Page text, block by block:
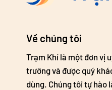
Về chúng tôi
Trạm Khí là một đơn vị
trường và được quý
dùng. Chúng tôi tự hào